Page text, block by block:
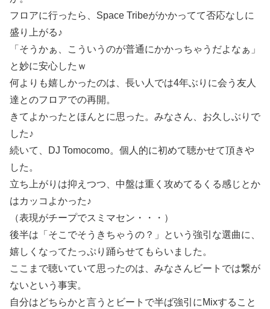
フロアに行ったら、Space Tribeがかかってて否応なしに
盛り上がる♪
「そうかぁ、こういうのが普通にかかっちゃうだよなぁ」
と妙に安心したｗ
何よりも嬉しかったのは、長い人では4年ぶりに会う友人
達とのフロアでの再開。
きてよかったとほんとに思った。みなさん、お久しぶりで
した♪
続いて、DJ Tomocomo。個人的に初めて聴かせて頂きや
した。
立ち上がりは抑えつつ、中盤は重く攻めてるくる感じとか
はカッコよかった♪
（表現がチープでスミマセン・・・）
後半は「そこでそうきちゃうの？」という強引な選曲に、
嬉しくなってたっぷり踊らせてもらいました。
ここまで聴いていて思ったのは、みなさんビートでは繋が
ないという事実。
自分はどちらかと言うとビートで半ば強引にMixすること